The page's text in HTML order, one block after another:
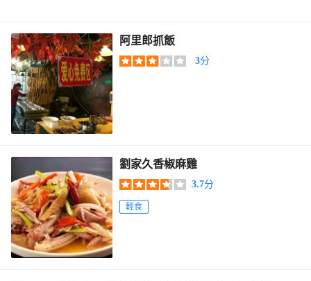
阿里郎抓飯
3分
劉家久香椒麻雞
3.7分
輕食